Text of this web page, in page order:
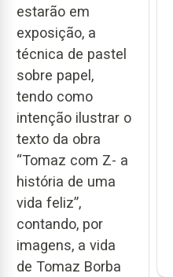
estarão em
exposição, a
técnica de pastel
sobre papel,
tendo como
intenção ilustrar o
texto da obra
“Tomaz com Z- a
história de uma
vida feliz”,
contando, por
imagens, a vida
de Tomaz Borba